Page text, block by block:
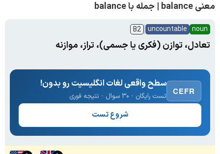
معنی balance | جمله با balance
noun
uncountable
B2
تعادل، توازن (فکری یا جسمی)، تراز، موازنه
CEFR
سطح واقعی لغات انگلیسیت رو بدون!
تست رایگان · ۳۰ سوال · نتیجه فوری
شروع تست